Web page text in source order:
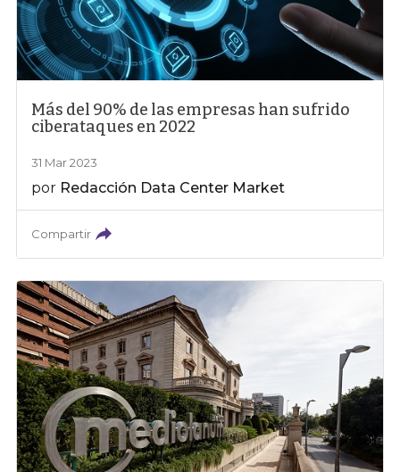
Más del 90% de las empresas han sufrido
ciberataques en 2022
31 Mar 2023
por Redacción Data Center Market
Compartir